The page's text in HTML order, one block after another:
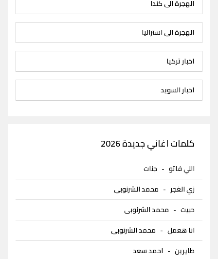
الهجرة الى كندا
الهجرة الى استراليا
اخبار تركيا
اخبار السويد
كلمات اغاني جديدة 2026
اللي فاتو - جنات
زي الغجر - محمد الشرنوبى
حبيت - محمد الشرنوبى
انا هعمل - محمد الشرنوبى
طايرين - احمد سعد